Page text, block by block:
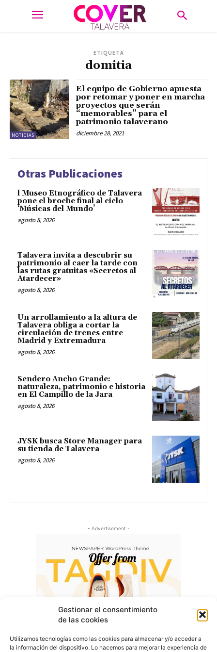
Gestionar el consentimiento
de las cookies
Utilizamos tecnologías como las cookies para almacenar y/o acceder a
la información del dispositivo. Lo hacemos para mejorar la experiencia de
ETIQUETA
domitia
NOTICIAS
El equipo de Gobierno apuesta
por retomar y poner en marcha
proyectos que serán
“memorables” para el
patrimonio talaverano
diciembre 28, 2021
Otras Publicaciones
l Museo Etnográfico de Talavera
pone el broche final al ciclo
‘Músicas del Mundo’
agosto 8, 2026
Talavera invita a descubrir su
patrimonio al caer la tarde con
las rutas gratuitas «Secretos al
Atardecer»
agosto 8, 2026
Un arrollamiento a la altura de
Talavera obliga a cortar la
circulación de trenes entre
Madrid y Extremadura
agosto 8, 2026
Sendero Ancho Grande:
naturaleza, patrimonio e historia
en El Campillo de la Jara
agosto 8, 2026
JYSK busca Store Manager para
su tienda de Talavera
agosto 8, 2026
- Advertisement -